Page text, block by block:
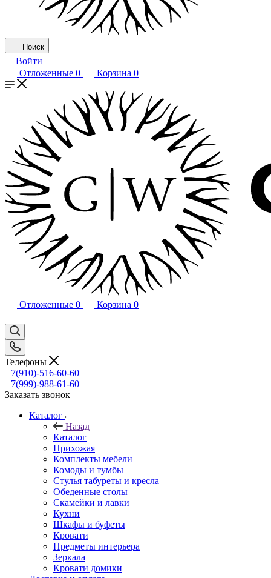
Поиск
Войти
Отложенные 0 Корзина 0
Отложенные 0 Корзина 0
Телефоны
+7(910)-516-60-60
+7(999)-988-61-60
Заказать звонок
Каталог
Назад
Каталог
Прихожая
Комплекты мебели
Комоды и тумбы
Стулья табуреты и кресла
Обеденные столы
Скамейки и лавки
Кухни
Шкафы и буфеты
Кровати
Предметы интерьера
Зеркала
Кровати домики